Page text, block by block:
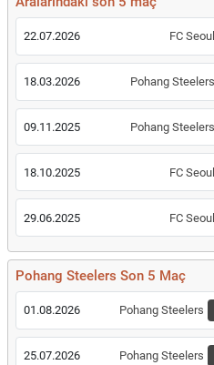
22.07.2026 FC Seoul
18.03.2026 Pohang Steelers
09.11.2025 Pohang Steelers
18.10.2025 FC Seoul
29.06.2025 FC Seoul
Pohang Steelers Son 5 Maç
01.08.2026 Pohang Steelers
25.07.2026 Pohang Steelers